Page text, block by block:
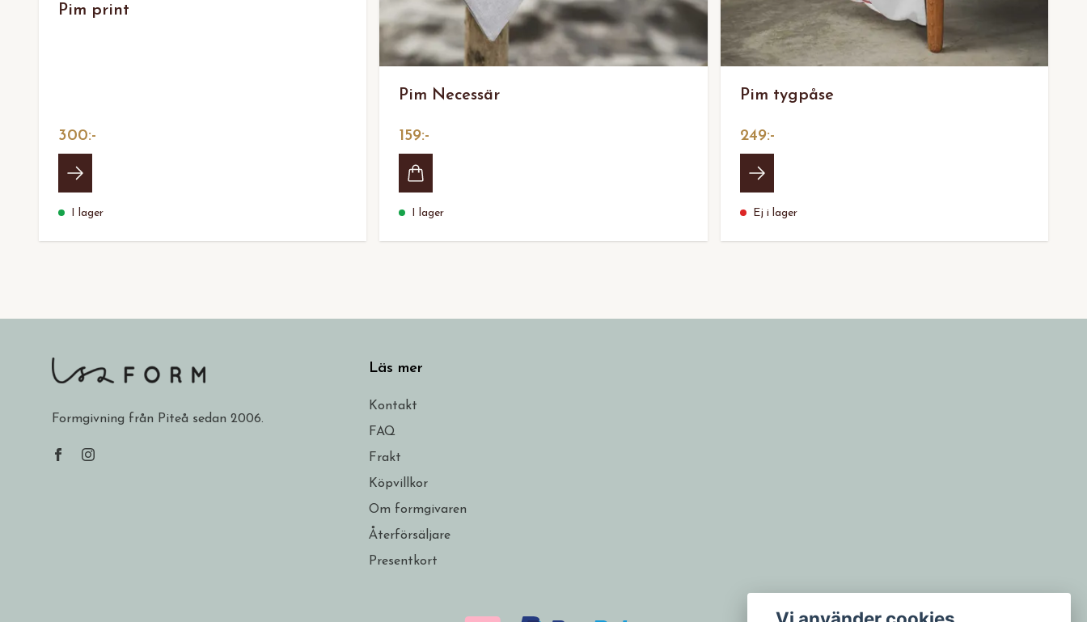
Pim print
300:-
I lager
Pim Necessär
159:-
I lager
Pim tygpåse
249:-
Ej i lager
Formgivning från Piteå sedan 2006.
Läs mer
Kontakt
FAQ
Frakt
Köpvillkor
Om formgivaren
Återförsäljare
Presentkort